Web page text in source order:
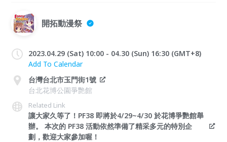
開拓動漫祭
2023.04.29 (Sat) 10:00 - 04.30 (Sun) 16:30 (GMT+8)
Add To Calendar
台灣台北市玉門街1號
台北花博公園爭艷館
Related Link
讓大家久等了！PF38 即將於4/29~4/30 於花博爭艷館舉
辦。 本次的 PF38 活動依然準備了精采多元的特別企
劃，歡迎大家參加喔！